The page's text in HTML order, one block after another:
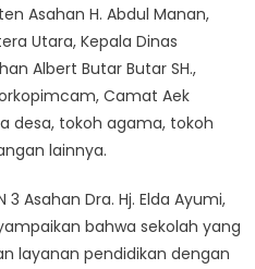
Asahan H. Abdul Manan,
Utara, Kepala Dinas
Albert Butar Butar SH.,
Camat Aek
desa, tokoh agama, tokoh
lainnya.
3 Asahan Dra. Hj. Elda Ayumi,
bahwa sekolah yang
layanan pendidikan dengan